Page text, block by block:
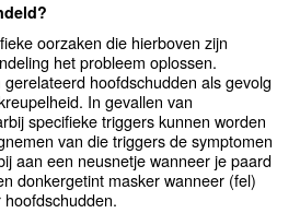
oorzaken die hierboven zijn
het probleem oplossen.
hoofdschudden als gevolg
In gevallen van
specifieke triggers kunnen worden
van die triggers de symptomen
aan een neusnetje wanneer je paard
donkergetint masker wanneer (fel)